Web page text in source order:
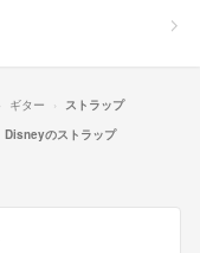
ギター
ストラップ
Disneyのストラップ